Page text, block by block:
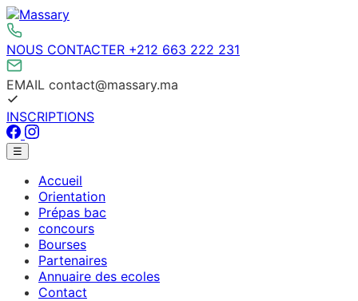
Aller
au
contenu
NOUS CONTACTER +212 663 222 231
EMAIL contact@massary.ma
INSCRIPTIONS
Facebook
Instagram
Menu
principal
☰
Accueil
Orientation
Prépas bac
concours
Bourses
Partenaires
Annuaire des ecoles
Contact